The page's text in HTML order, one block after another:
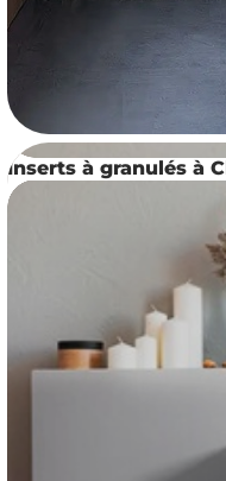
Inserts à granulés à